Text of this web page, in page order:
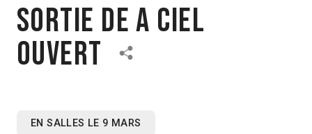
Sortie de A CIEL
OUVERT
EN SALLES LE 9 MARS